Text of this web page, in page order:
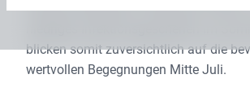
wissenschaftlichen Prognosen hoffen
blicken somit zuversichtlich auf die
wertvollen Begegnungen Mitte Juli.